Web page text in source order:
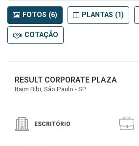
FOTOS (6) PLANTAS (1)
COTAÇÃO
RESULT CORPORATE PLAZA
Itaim Bibi, São Paulo - SP
ESCRITÓRIO